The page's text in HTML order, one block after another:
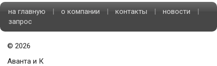
на главную о компании контакты новости
запрос
© 2026
Аванта и К